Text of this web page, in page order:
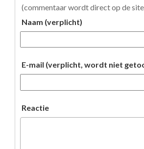
(commentaar wordt direct op de
Naam (verplicht)
E-mail (verplicht, wordt niet
Reactie